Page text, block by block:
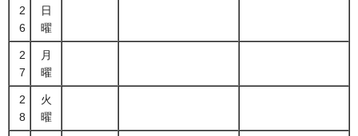
2
6
日
曜
2
7
月
曜
2
8
火
曜